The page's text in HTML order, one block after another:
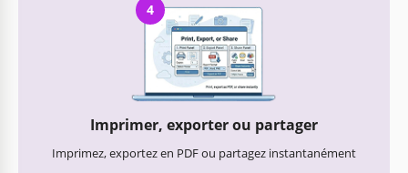
4
Imprimer, exporter ou partager
Imprimez, exportez en PDF ou partagez instantanément